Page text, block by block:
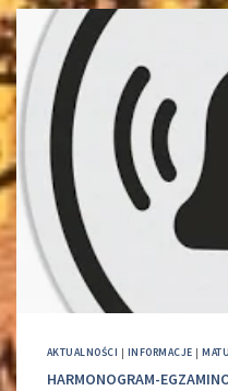
AKTUALNOŚCI | INFORMACJE |
HARMONOGRAM-